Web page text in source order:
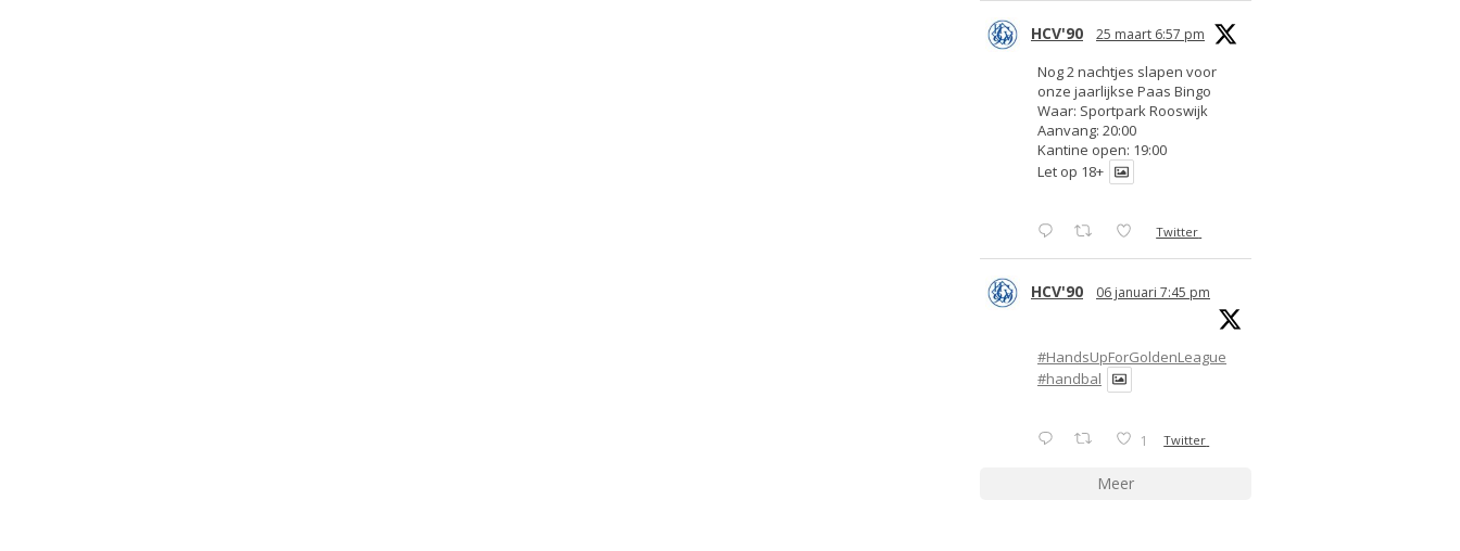
HCV'90 25 maart 6:57 pm
Nog 2 nachtjes slapen voor
onze jaarlijkse Paas Bingo
Waar: Sportpark Rooswijk
Aanvang: 20:00
Kantine open: 19:00
Let op 18+
Twitter
HCV'90 06 januari 7:45 pm
#HandsUpForGoldenLeague
#handbal
1 Twitter
Meer